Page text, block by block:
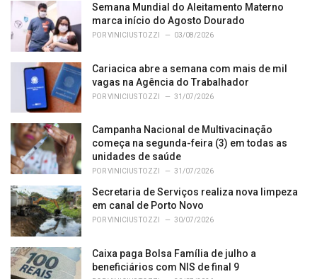
r
e
Semana Mundial do Aleitamento Materno
marca início do Agosto Dourado
PORVINICIUS TOZZI 03/08/2026
Cariacica abre a semana com mais de mil
vagas na Agência do Trabalhador
PORVINICIUS TOZZI 31/07/2026
Campanha Nacional de Multivacinação
começa na segunda-feira (3) em todas as
unidades de saúde
PORVINICIUS TOZZI 31/07/2026
Secretaria de Serviços realiza nova limpeza
em canal de Porto Novo
PORVINICIUS TOZZI 30/07/2026
Caixa paga Bolsa Família de julho a
beneficiários com NIS de final 9